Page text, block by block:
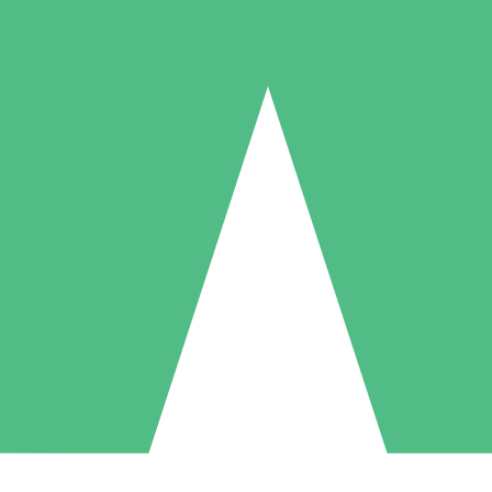
Individuelle Credit-Pakete
nach Bedarf mit Download-Credits. Keine monatliche Verpflichtung